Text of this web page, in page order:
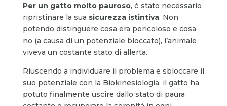
Per un gatto molto pauroso, è stato necessario
ripristinare la sua sicurezza istintiva. Non
potendo distinguere cosa era pericoloso e cosa
no (a causa di un potenziale bloccato), l’animale
viveva un costante stato di allerta.
Riuscendo a individuare il problema e sbloccare il
suo potenziale con la Biokinesiologia, il gatto ha
potuto finalmente uscire dallo stato di paura